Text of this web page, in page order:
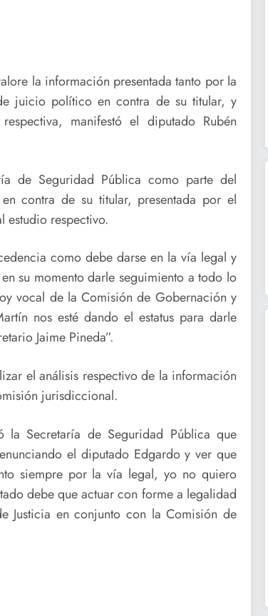
la información presentada tanto por la
juicio político en contra de su titular, y
manifestó el diputado Rubén
de Seguridad Pública como parte del
contra de su titular, presentada por el
estudio respectivo.
como debe darse en la vía legal y
su momento darle seguimiento a todo lo
vocal de la Comisión de Gobernación y
nos esté dando el estatus para darle
Jaime Pineda”.
el análisis respectivo de la información
jurisdiccional.
Secretaría de Seguridad Pública que
el diputado Edgardo y ver que
siempre por la vía legal, yo no quiero
debe que actuar con forme a legalidad
Justicia en conjunto con la Comisión de